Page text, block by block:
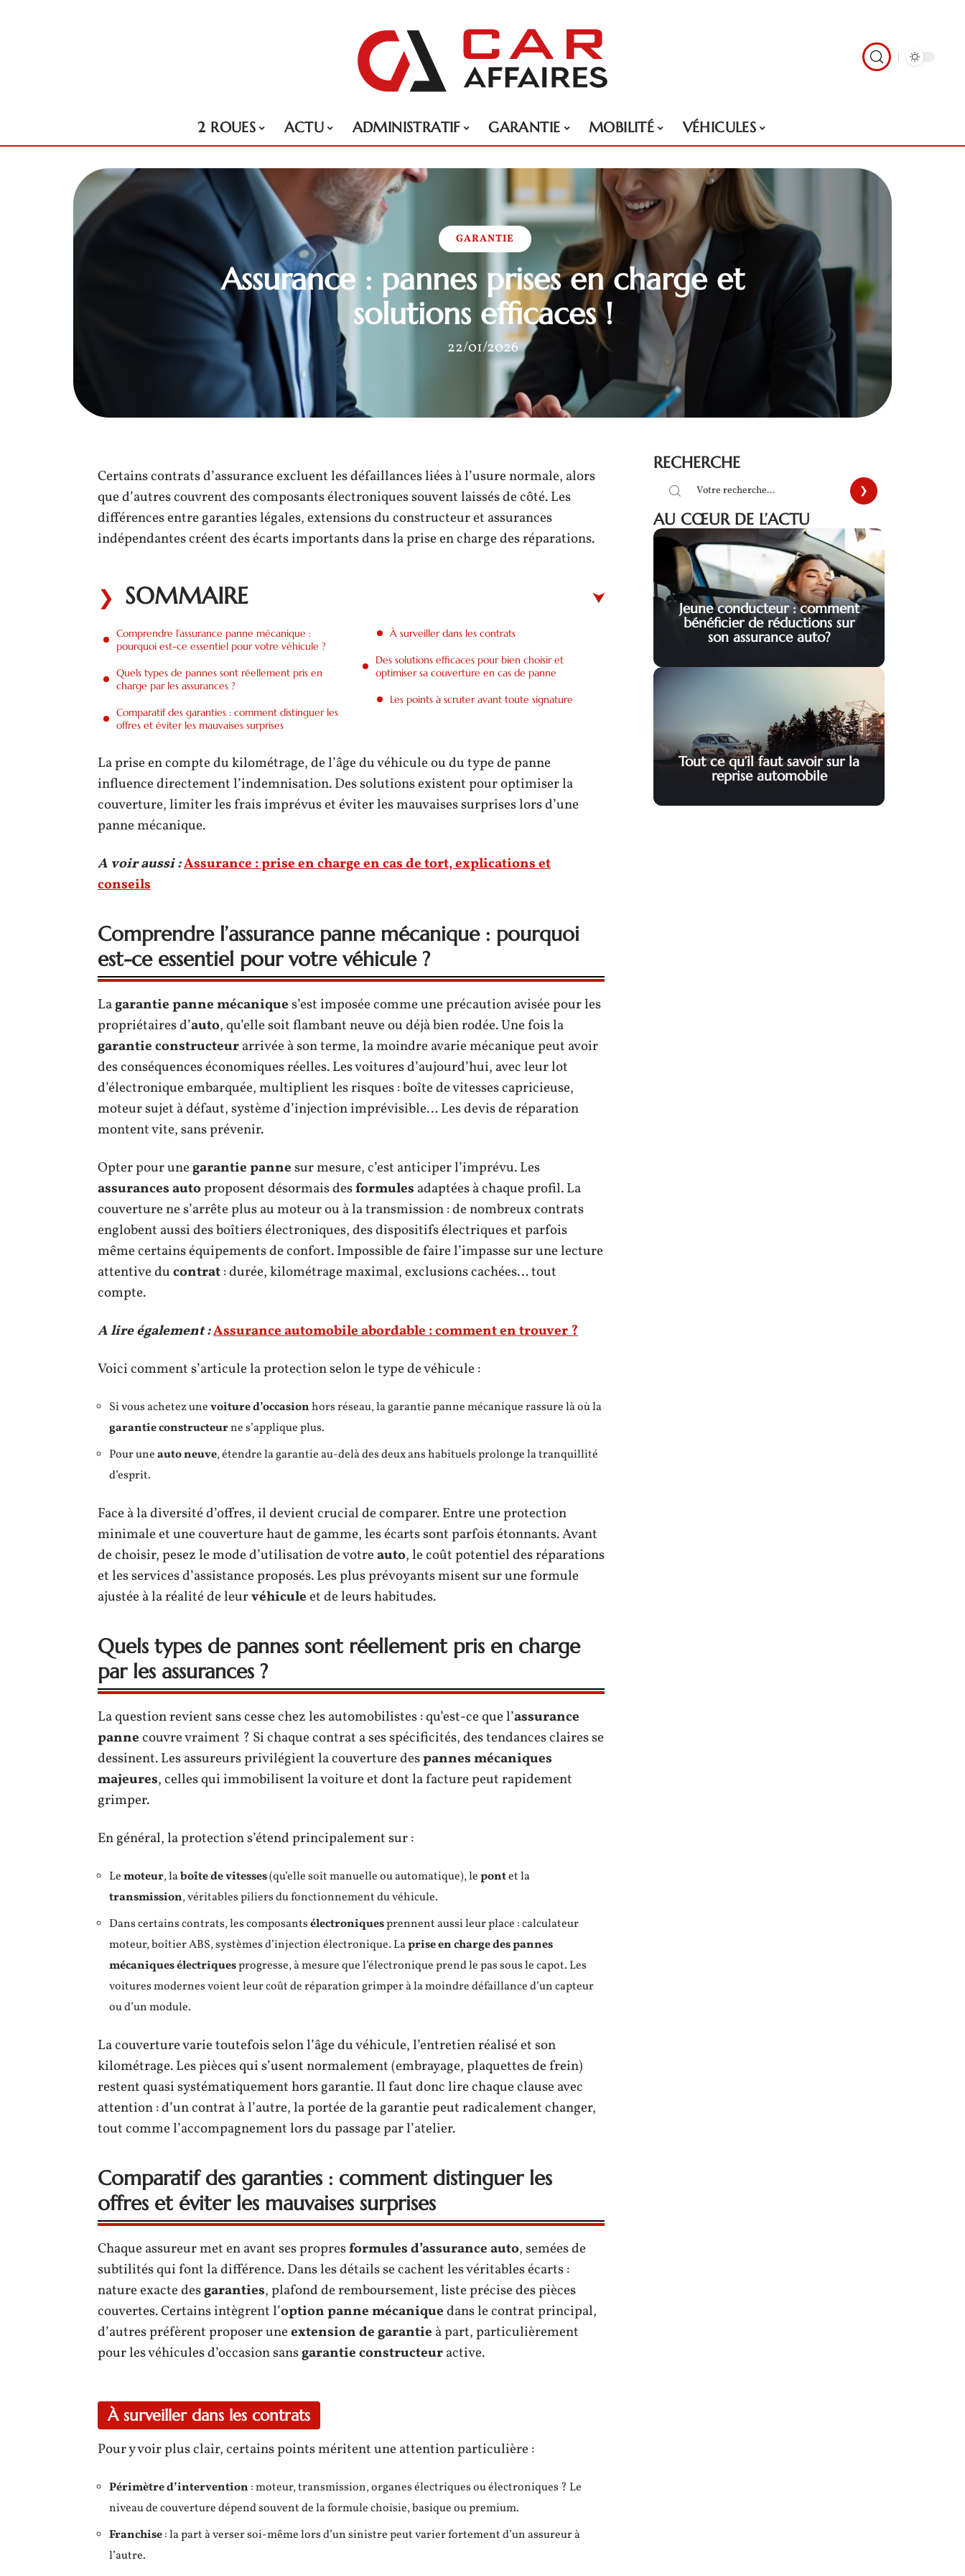
2 ROUES ACTU ADMINISTRATIF GARANTIE MOBILITÉ VÉHICULES
GARANTIE
Assurance : pannes prises en charge et
solutions efficaces !
22/01/2026
Certains contrats d’assurance excluent les défaillances liées à l’usure normale, alors
que d’autres couvrent des composants électroniques souvent laissés de côté. Les
différences entre garanties légales, extensions du constructeur et assurances
indépendantes créent des écarts importants dans la prise en charge des réparations.
SOMMAIRE
Comprendre l’assurance panne mécanique :
pourquoi est-ce essentiel pour votre véhicule ?
Quels types de pannes sont réellement pris en
charge par les assurances ?
Comparatif des garanties : comment distinguer les
offres et éviter les mauvaises surprises
À surveiller dans les contrats
Des solutions efficaces pour bien choisir et
optimiser sa couverture en cas de panne
Les points à scruter avant toute signature
La prise en compte du kilométrage, de l’âge du véhicule ou du type de panne
influence directement l’indemnisation. Des solutions existent pour optimiser la
couverture, limiter les frais imprévus et éviter les mauvaises surprises lors d’une
panne mécanique.
A voir aussi :Assurance : prise en charge en cas de tort, explications et
conseils
Comprendre l’assurance panne mécanique : pourquoi
est-ce essentiel pour votre véhicule ?
Lagarantie panne mécaniques’est imposée comme une précaution avisée pour les
propriétaires d’auto, qu’elle soit flambant neuve ou déjà bien rodée. Une fois la
garantie constructeurarrivée à son terme, la moindre avarie mécanique peut avoir
des conséquences économiques réelles. Les voitures d’aujourd’hui, avec leur lot
d’électronique embarquée, multiplient les risques : boîte de vitesses capricieuse,
moteur sujet à défaut, système d’injection imprévisible… Les devis de réparation
montent vite, sans prévenir.
Opter pour unegarantie pannesur mesure, c’est anticiper l’imprévu. Les
assurances autoproposent désormais desformules adaptées à chaque profil. La
couverture ne s’arrête plus au moteur ou à la transmission : de nombreux contrats
englobent aussi des boîtiers électroniques, des dispositifs électriques et parfois
même certains équipements de confort. Impossible de faire l’impasse sur une lecture
attentive ducontrat: durée, kilométrage maximal, exclusions cachées… tout
compte.
A lire également :Assurance automobile abordable : comment en trouver ?
Voici comment s’articule la protection selon le type de véhicule :
Si vous achetez unevoiture d’occasionhors réseau, la garantie panne mécanique rassure là où la
garantie constructeurne s’applique plus.
Pour uneauto neuve, étendre la garantie au-delà des deux ans habituels prolonge la tranquillité
d’esprit.
Face à la diversité d’offres, il devient crucial de comparer. Entre une protection
minimale et une couverture haut de gamme, les écarts sont parfois étonnants. Avant
de choisir, pesez le mode d’utilisation de votreauto, le coût potentiel des réparations
et les services d’assistance proposés. Les plus prévoyants misent sur une formule
ajustée à la réalité de leurvéhiculeet de leurs habitudes.
Quels types de pannes sont réellement pris en charge
par les assurances ?
La question revient sans cesse chez les automobilistes : qu’est-ce que l’assurance
pannecouvre vraiment ? Si chaque contrat a ses spécificités, des tendances claires se
dessinent. Les assureurs privilégient la couverture despannes mécaniques
majeures, celles qui immobilisent la voiture et dont la facture peut rapidement
grimper.
En général, la protection s’étend principalement sur :
Lemoteur, laboîte de vitesses(qu’elle soit manuelle ou automatique), lepontet la
transmission, véritables piliers du fonctionnement du véhicule.
Dans certains contrats, les composantsélectroniquesprennent aussi leur place : calculateur
moteur, boîtier ABS, systèmes d’injection électronique. Laprise en charge des pannes
mécaniques électriquesprogresse, à mesure que l’électronique prend le pas sous le capot. Les
voitures modernes voient leur coût de réparation grimper à la moindre défaillance d’un capteur
ou d’un module.
La couverture varie toutefois selon l’âge du véhicule, l’entretien réalisé et son
kilométrage. Les pièces qui s’usent normalement (embrayage, plaquettes de frein)
restent quasi systématiquement hors garantie. Il faut donc lire chaque clause avec
attention : d’un contrat à l’autre, la portée de la garantie peut radicalement changer,
tout comme l’accompagnement lors du passage par l’atelier.
Comparatif des garanties : comment distinguer les
offres et éviter les mauvaises surprises
Chaque assureur met en avant ses propresformules d’assurance auto, semées de
subtilités qui font la différence. Dans les détails se cachent les véritables écarts :
nature exacte desgaranties, plafond de remboursement, liste précise des pièces
couvertes. Certains intègrent l’option panne mécaniquedans le contrat principal,
d’autres préfèrent proposer uneextension de garantie à part, particulièrement
pour les véhicules d’occasion sansgarantie constructeuractive.
À surveiller dans les contrats
Pour y voir plus clair, certains points méritent une attention particulière :
Périmètre d’intervention : moteur, transmission, organes électriques ou électroniques ? Le
niveau de couverture dépend souvent de la formule choisie, basique ou premium.
Franchise: la part à verser soi-même lors d’un sinistre peut varier fortement d’un assureur à
l’autre.
RECHERCHE
AU CŒUR DE L’ACTU
Jeune conducteur : comment
bénéficier de réductions sur
son assurance auto?
Tout ce qu’il faut savoir sur la
reprise automobile